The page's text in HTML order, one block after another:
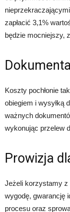
zapłacić 3,1%
będzie mocniejszy,
Koszty pochłonie
obiegiem i wysyłką
ważnych
wykonując przelew
Prowizja
Jeżeli korzystamy z
wygodę, gwarancję
procesu oraz